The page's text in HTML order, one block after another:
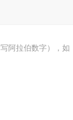
阿拉伯数字），如